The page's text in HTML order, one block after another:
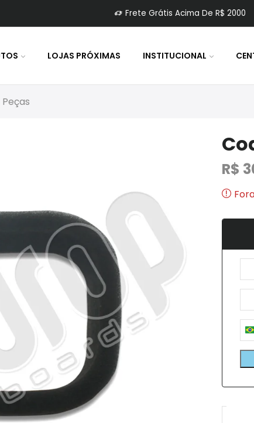
Frete Grátis Acima De R$ 2000
LOJAS PRÓXIMAS INSTITUCIONAL
R$